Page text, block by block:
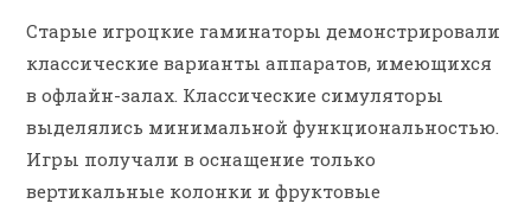
Старые игроцкие гаминаторы демонстрировали
классические варианты аппаратов, имеющихся
в офлайн-залах. Классические симуляторы
выделялись минимальной функциональностью.
Игры получали в оснащение только
вертикальные колонки и фруктовые